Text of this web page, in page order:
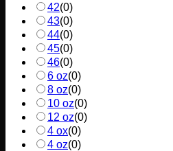
42(0)
43(0)
44(0)
45(0)
46(0)
6 oz(0)
8 oz(0)
10 oz(0)
12 oz(0)
4 ox(0)
4 oz(0)